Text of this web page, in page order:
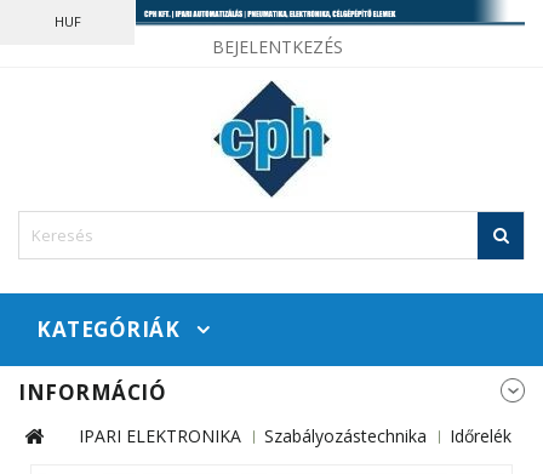
BEJELENTKEZÉS
HUF
KATEGÓRIÁK
INFORMÁCIÓ
IPARI ELEKTRONIKA Szabályozástechnika Időrelék